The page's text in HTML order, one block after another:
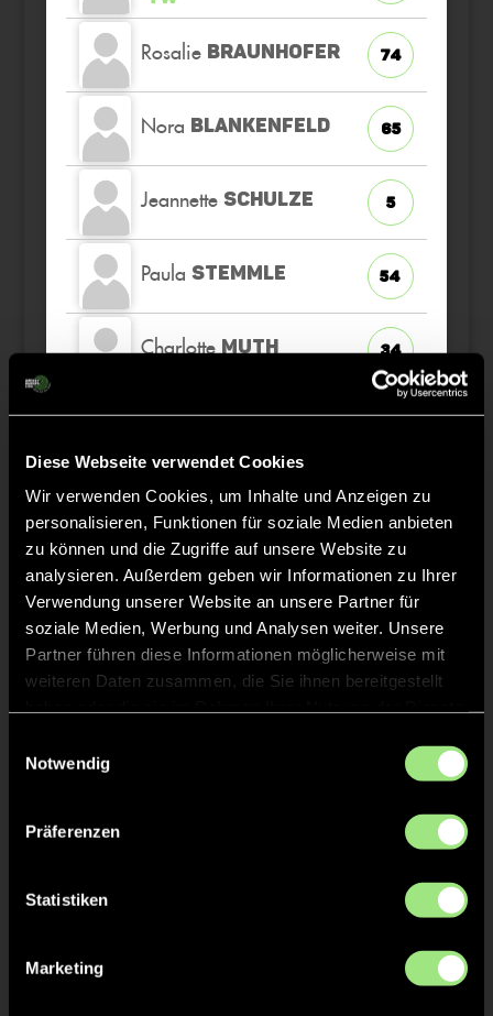
Diese Webseite verwendet Cookies
Wir verwenden Cookies, um Inhalte und Anzeigen zu
personalisieren, Funktionen für soziale Medien anbieten
zu können und die Zugriffe auf unsere Website zu
analysieren. Außerdem geben wir Informationen zu Ihrer
Verwendung unserer Website an unsere Partner für
soziale Medien, Werbung und Analysen weiter. Unsere
Partner führen diese Informationen möglicherweise mit
weiteren Daten zusammen, die Sie ihnen bereitgestellt
Notwendig
Präferenzen
Statistiken
Marketing
Rosalie BRAUNHOFER 74
Nora BLANKENFELD 65
Jeannette SCHULZE 5
Paula STEMMLE 54
Charlotte MUTH 34
Matilda STAATS
Greta STAATS 27
Staff
TW = Torwart & ETW = Ersatztorwart, K = Kapitän
Tore & Karten